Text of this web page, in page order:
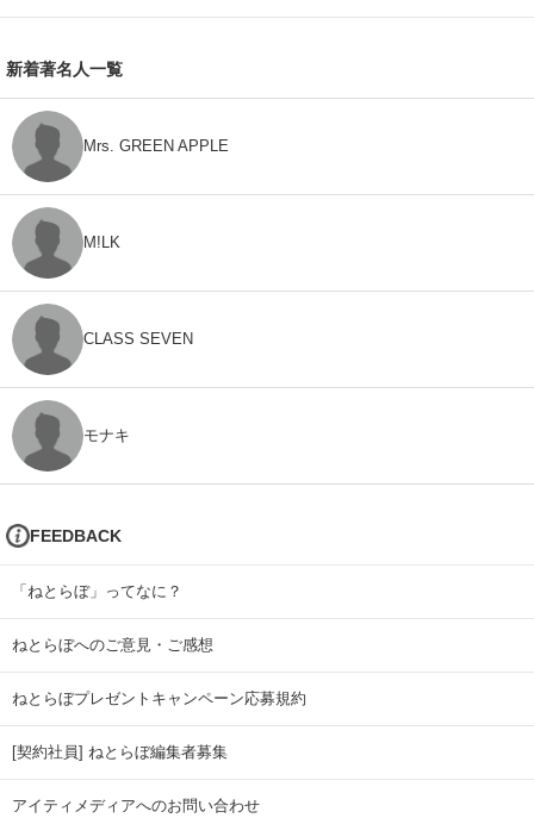
新着著名人一覧
Mrs. GREEN APPLE
M!LK
CLASS SEVEN
モナキ
FEEDBACK
「ねとらぼ」ってなに？
ねとらぼへのご意見・ご感想
ねとらぼプレゼントキャンペーン応募規約
[契約社員] ねとらぼ編集者募集
アイティメディアへのお問い合わせ